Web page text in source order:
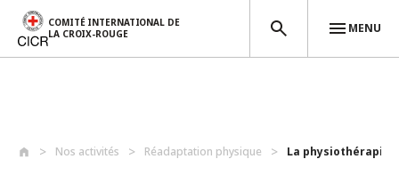
COMITÉ INTERNATIONAL DE
LA CROIX-ROUGE
MENU
Nos activités Réadaptation physique La physiothérapie